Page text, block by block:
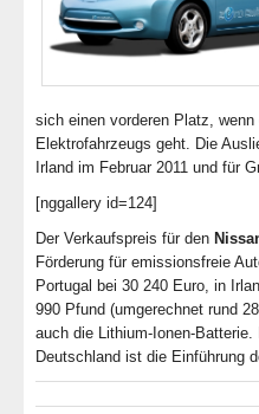
sich einen vorderen Platz,
Elektrofahrzeugs geht. Die
Irland im Februar 2011 und für
[nggallery id=124]
Der Verkaufspreis für den
Förderung für emissionsfreie
Portugal bei 30 240 Euro, in
990 Pfund (umgerechnet rund
auch die Lithium-Ionen-
Deutschland ist die Einführung